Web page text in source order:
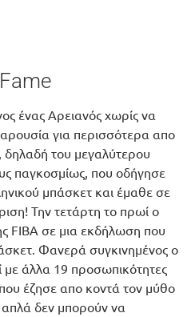
ένας Αρειανός χωρίς να
για περισσότερα απο
του μεγαλύτερου
παγκοσμίως, που οδήγησε
μπάσκετ και έμαθε σε
Την τετάρτη το πρωί ο
FIBA σε μια εκδήλωση που
Φανερά συγκινημένος ο
με άλλα 19 προσωπικότητες
έζησε απο κοντά τον μύθο
απλά δεν μπορούν να